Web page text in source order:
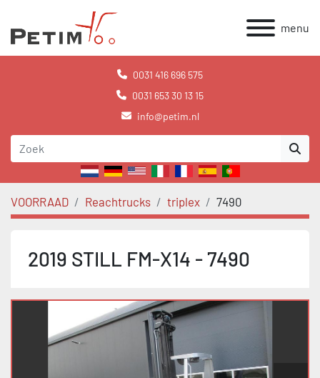
menu
0031 416 696 575
0031 653 30 13 15
info@petim.nl
VOORRAAD Reachtrucks triplex 7490
2019 STILL FM-X14 - 7490